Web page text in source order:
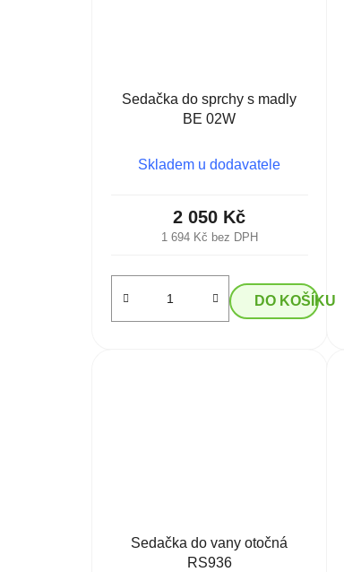
Sedačka do sprchy s madly
BE 02W
Skladem u dodavatele
1 694 Kč bez DPH
2 050 Kč
DO KOŠÍKU
Sedačka do vany otočná
RS936